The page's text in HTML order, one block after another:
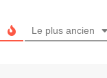
Le plus ancien